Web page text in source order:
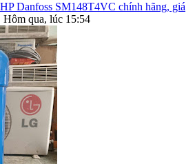
Danfoss SM148T4VC chính hãng, giá
Hôm qua, lúc 15:54